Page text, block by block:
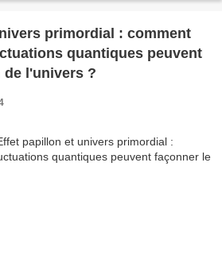
primordial : comment
quantiques peuvent
de l'univers ?